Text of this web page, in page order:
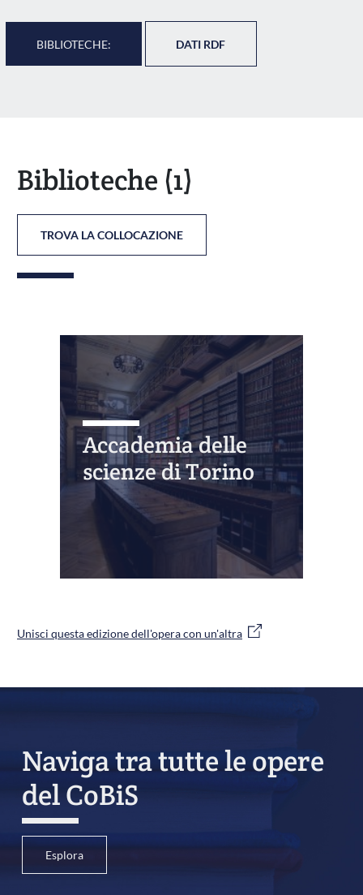
BIBLIOTECHE: DATI RDF
Biblioteche (1)
TROVA LA COLLOCAZIONE
Accademia delle
scienze di Torino
Unisci questa edizione dell'opera con un'altra
Naviga tra tutte le opere
del CoBiS
Esplora